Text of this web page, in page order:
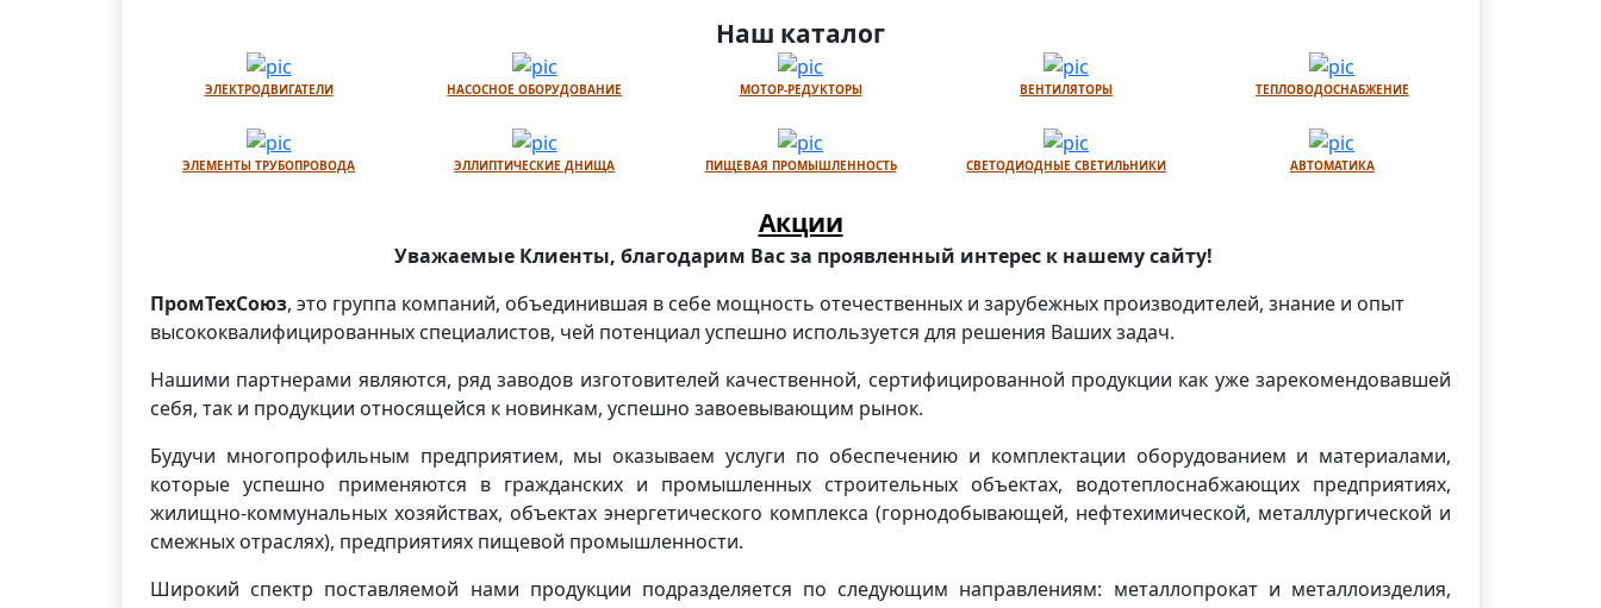
Наш каталог
ЭЛЕКТРОДВИГАТЕЛИ НАСОСНОЕ ОБОРУДОВАНИЕ МОТОР-РЕДУКТОРЫ ВЕНТИЛЯТОРЫ ТЕПЛОВОДОСНАБЖЕНИЕ
ЭЛЕМЕНТЫ ТРУБОПРОВОДА ЭЛЛИПТИЧЕСКИЕ ДНИЩА ПИЩЕВАЯ ПРОМЫШЛЕННОСТЬ СВЕТОДИОДНЫЕ СВЕТИЛЬНИКИ АВТОМАТИКА
Акции
Уважаемые Клиенты, благодарим Вас за проявленный интерес к нашему сайту!
ПромТехСоюз, это группа компаний, объединившая в себе мощность отечественных и зарубежных производителей, знание и опыт
высококвалифицированных специалистов, чей потенциал успешно используется для решения Ваших задач.
Нашими партнерами являются, ряд заводов изготовителей качественной, сертифицированной продукции как уже зарекомендовавшей
себя, так и продукции относящейся к новинкам, успешно завоевывающим рынок.
Будучи многопрофильным предприятием, мы оказываем услуги по обеспечению и комплектации оборудованием и материалами,
которые успешно применяются в гражданских и промышленных строительных объектах, водотеплоснабжающих предприятиях,
жилищно-коммунальных хозяйствах, объектах энергетического комплекса (горнодобывающей, нефтехимической, металлургической и
смежных отраслях), предприятиях пищевой промышленности.
Широкий спектр поставляемой нами продукции подразделяется по следующим направлениям: металлопрокат и металлоизделия,